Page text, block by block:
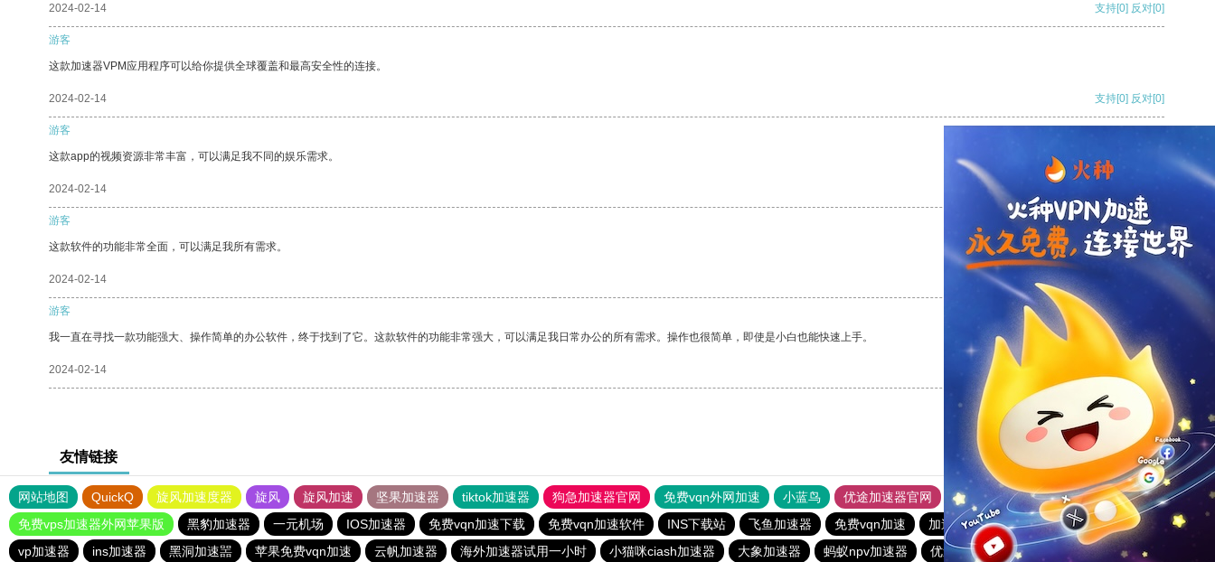
2024-02-14 支持[0] 反对[0]
游客
这款加速器VPM应用程序可以给你提供全球覆盖和最高安全性的连接。
2024-02-14 支持[0] 反对[0]
游客
这款app的视频资源非常丰富，可以满足我不同的娱乐需求。
2024-02-14
游客
这款软件的功能非常全面，可以满足我所有需求。
2024-02-14 反对
游客
我一直在寻找一款功能强大、操作简单的办公软件，终于找到了它。这款软件的功能非常强大，可以满足我日常办公的所有需求。操作也很简单，即使是小白也能快速上手。
2024-02-14 反对[0]
友情链接
网站地图 QuickQ 旋风加速度器 旋风 旋风加速 坚果加速器 tiktok加速器 狗急加速器官网 免费vqn外网加速 小蓝鸟 优途加速器官网 风驰加速器 旋风加速器
八戒看书
免费vps加速器外网苹果版
黑豹加速器 一元机场 IOS加速器 免费vqn加速下载 免费vqn加速软件 INS下载站 飞鱼加速器 免费vqn加速 加速器试用一天 旋风加速器
蜜蜂加速器
vp加速器
ins加速器 黑洞加速噐 苹果免费vqn加速 云帆加速器 海外加速器试用一小时 小猫咪ciash加速器 大象加速器 蚂蚁npv加速器 优途加速器官网 闪电猫加速器